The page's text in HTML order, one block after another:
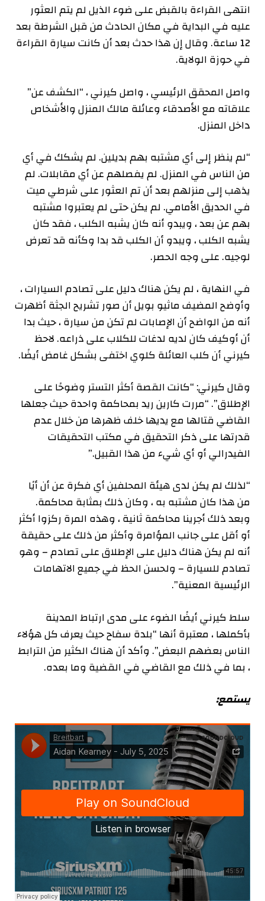
انتهى القراءة بالقبض على ضوء الذيل لم يتم العثور
عليه في البداية في مكان الحادث من قبل الشرطة بعد
12 ساعة. وقال إن هذا حدث بعد أن كانت سيارة القراءة
في حوزة الولاية.
واصل المحقق الرئيسي ، واصل كيرني ، “الكشف عن”
علاقاته مع الأصدقاء وعائلة مالك المنزل والأشخاص
داخل المنزل.
“لم ينظر إلى أي مشتبه بهم بديلين. لم يشكك في أي
من الناس في المنزل. لم يفصلهم عن أي مقابلات. لم
يذهب إلى منزلهم بعد أن تم العثور على شرطي ميت
في الحديق الأمامي. لم يكن حتى لم يعتبروا مشتبه
بهم عن بعد ، ويبدو أنه كان يشبه الكلب ، فقد كان
يشبه الكلب ، ويبدو أن الكلب قد بدا وكأنه قد تعرض
لوجيه. على وجه الحصر.
في النهاية ، لم يكن هناك دليل على تصادم السيارات ،
وأوضح المضيف ماثيو بويل أن صور تشريح الجثة أظهرت
أنه من الواضح أن الإصابات لم تكن من سيارة ، حيث بدا
أن أوكيف كان لديه لدغات للكلاب على ذراعه. لاحظ
كيرني أن كلب العائلة كلوي اختفى بشكل غامض أيضًا.
وقال كيرني: “كانت القصة أكثر التستر وضوحًا على
الإطلاق”. “مررت كارين ريد بمحاكمة واحدة حيث جعلها
القاضي قتالها مع يديها خلف ظهرها من خلال عدم
قدرتها على ذكر التحقيق في مكتب التحقيقات
الفيدرالي أو أي شيء من هذا القبيل.”
“لذلك لم يكن لدى هيئة المحلفين أي فكرة عن أن أيًا
من هذا كان مشتبه به ، وكان ذلك بمثابة محاكمة.
وبعد ذلك أجرينا محاكمة ثانية ، وهذه المرة ركزوا أكثر
أو أقل على جانب المؤامرة وأكثر من ذلك على حقيقة
أنه لم يكن هناك دليل على الإطلاق على تصادم – وهو
تصادم للسيارة – ولحسن الحظ في جميع الاتهامات
الرئيسية المعنية”.
سلط كيرني أيضًا الضوء على مدى ارتباط المدينة
بأكملها ، معتبرة أنها “بلدة سفاح حيث يعرف كل هؤلاء
الناس بعضهم البعض”. وأكد أن هناك الكثير من الترابط
، بما في ذلك مع القاضي في القضية وما بعده.
يستمع: